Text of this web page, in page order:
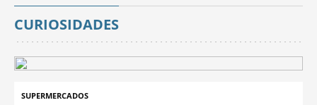
CURIOSIDADES
SUPERMERCADOS